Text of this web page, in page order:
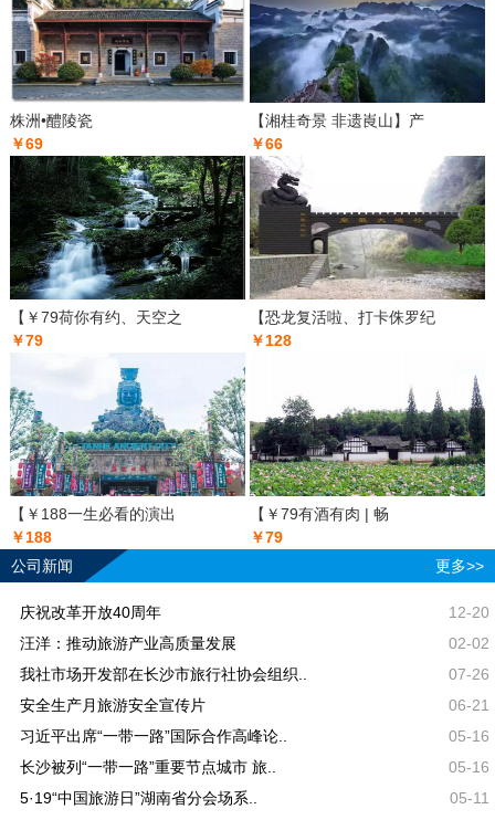
株洲•醴陵瓷
￥69
【湘桂奇景 非遗崀山】产
￥66
【￥79荷你有约、天空之
￥79
【恐龙复活啦、打卡侏罗纪
￥128
【￥188一生必看的演出
￥188
【￥79有酒有肉 | 畅
￥79
公司新闻
更多>>
庆祝改革开放40周年
12-20
汪洋：推动旅游产业高质量发展
02-02
我社市场开发部在长沙市旅行社协会组织..
07-26
安全生产月旅游安全宣传片
06-21
习近平出席“一带一路”国际合作高峰论..
05-16
长沙被列“一带一路”重要节点城市 旅..
05-16
5·19“中国旅游日”湖南省分会场系..
05-11